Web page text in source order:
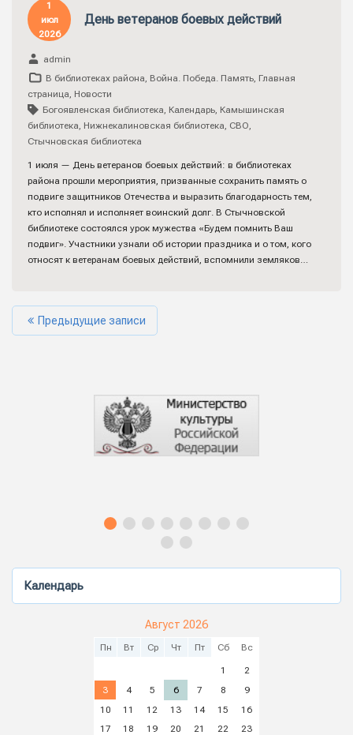
Календарь
Август 2026
Пн Вт Ср Чт Пт Сб Вс
1
2
3
4 5 6 7 8
9
10
11 12 13 14 15
16
17
18 19 20 21 22
23
1
июл
2026
День ветеранов боевых действий
admin
В библиотеках района, Война. Победа. Память, Главная
страница, Новости
Богоявленская библиотека, Календарь, Камышинская
библиотека, Нижнекалиновская библиотека, СВО,
Стычновская библиотека
1 июля — День ветеранов боевых действий: в библиотеках
района прошли мероприятия, призванные сохранить память о
подвиге защитников Отечества и выразить благодарность тем,
кто исполнял и исполняет воинский долг. В Стычновской
библиотеке состоялся урок мужества «Будем помнить Ваш
подвиг». Участники узнали об истории праздника и о том, кого
относят к ветеранам боевых действий, вспомнили земляков…
Предыдущие записи